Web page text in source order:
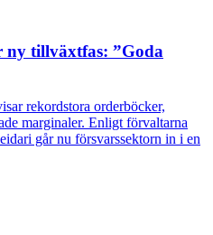
ny tillväxtfas: ”Goda
rekordstora orderböcker,
marginaler. Enligt förvaltarna
går nu försvarssektorn in i en